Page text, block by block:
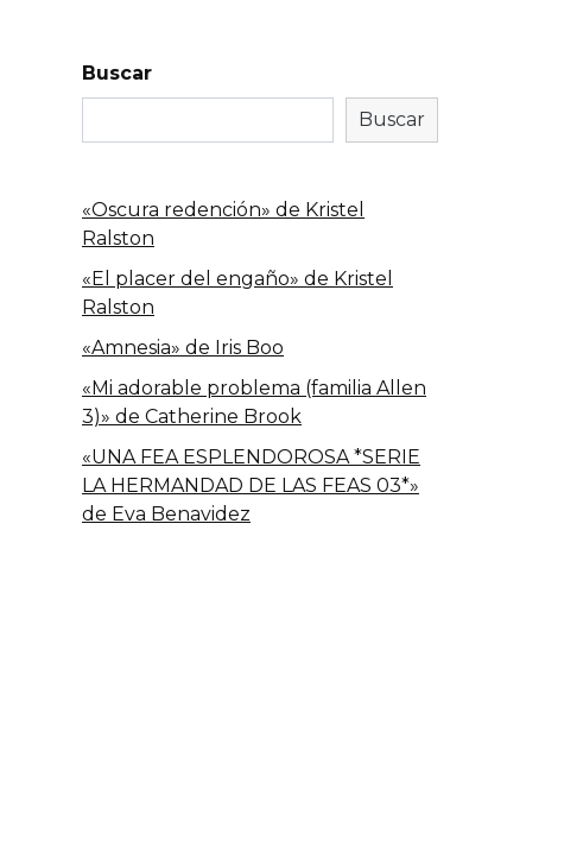
Buscar
Buscar
«Oscura redención» de Kristel
Ralston
«El placer del engaño» de Kristel
Ralston
«Amnesia» de Iris Boo
«Mi adorable problema (familia Allen
3)» de Catherine Brook
«UNA FEA ESPLENDOROSA *SERIE
LA HERMANDAD DE LAS FEAS 03*»
de Eva Benavidez